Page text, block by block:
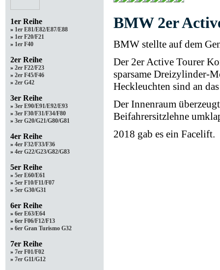
1er Reihe
» 1er E81/E82/E87/E88
» 1er F20/F21
» 1er F40
2er Reihe
» 2er F22/F23
» 2er F45/F46
» 2er G42
3er Reihe
» 3er E90/E91/E92/E93
» 3er F30/F31/F34/F80
» 3er G20/G21/G80/G81
4er Reihe
» 4er F32/F33/F36
» 4er G22/G23/G82/G83
5er Reihe
» 5er E60/E61
» 5er F10/F11/F07
» 5er G30/G31
6er Reihe
» 6er E63/E64
» 6er F06/F12/F13
» 6er Gran Turismo G32
7er Reihe
» 7er F01/F02
» 7er G11/G12
BMW 2er
BMW stellte auf dem
Der 2er Active Tourer
sparsame Dreizylinder-
Heckleuchten sind an
Der Innenraum
Beifahrersitzlehne
2018 gab es ein Facelift.